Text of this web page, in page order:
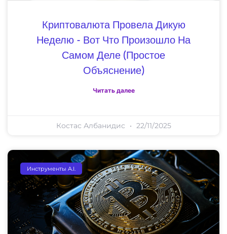
Криптовалюта Провела Дикую
Неделю - Вот Что Произошло На
Самом Деле (простое
Объяснение)
Читать далее
Костас Албанидис 22/11/2025
Инструменты A.I.